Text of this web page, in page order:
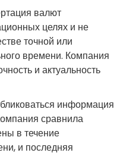
валют
целях и не
точной или
времени. Компания
и актуальность
информация
сравнила
в течение
и последняя